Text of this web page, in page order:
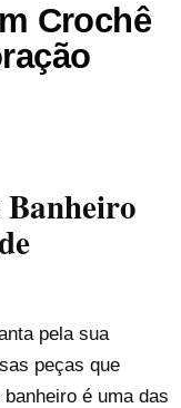
Crochê
pela sua
peças que
é uma das